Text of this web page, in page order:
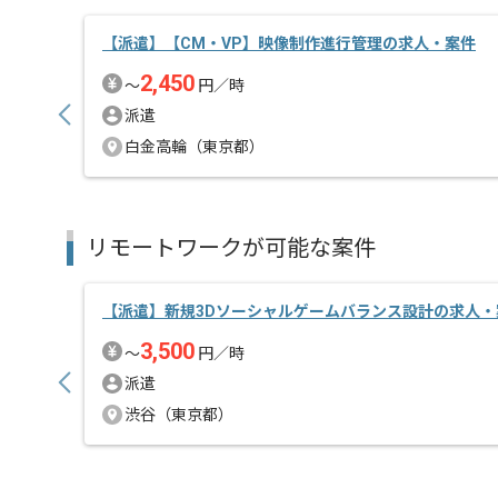
【派遣】【CM・VP】映像制作進行管理の求人・案件
〜2,450 円／時
派遣
白金高輪（東京都）
リモートワークが可能な案件
【派遣】新規3Dソーシャルゲームバランス設計の求人
〜3,500 円／時
派遣
渋谷（東京都）